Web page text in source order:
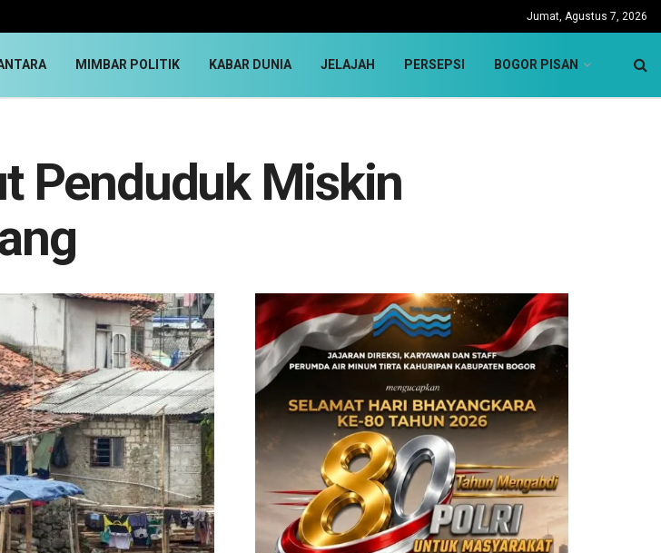
Jumat, Agustus 7, 2026
MIMBAR POLITIK KABAR DUNIA JELAJAH PERSEPSI BOGOR PISAN
Penduduk Miskin